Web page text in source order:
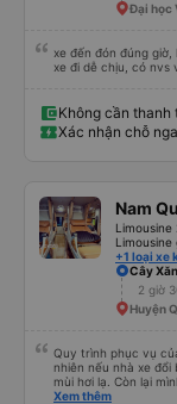
Đại học
xe đến đón đúng
xe đi dễ chịu, có nvs
Không cần thanh
Xác nhận chỗ
Nam
Limousine
+1 loại xe
Cây
2 giờ
Huyện
Quy trình phục vụ
nhiên nếu nhà xe
mùi hơi lạ. Còn lại
tháng vừa rồi: tài xế
Xem thêm